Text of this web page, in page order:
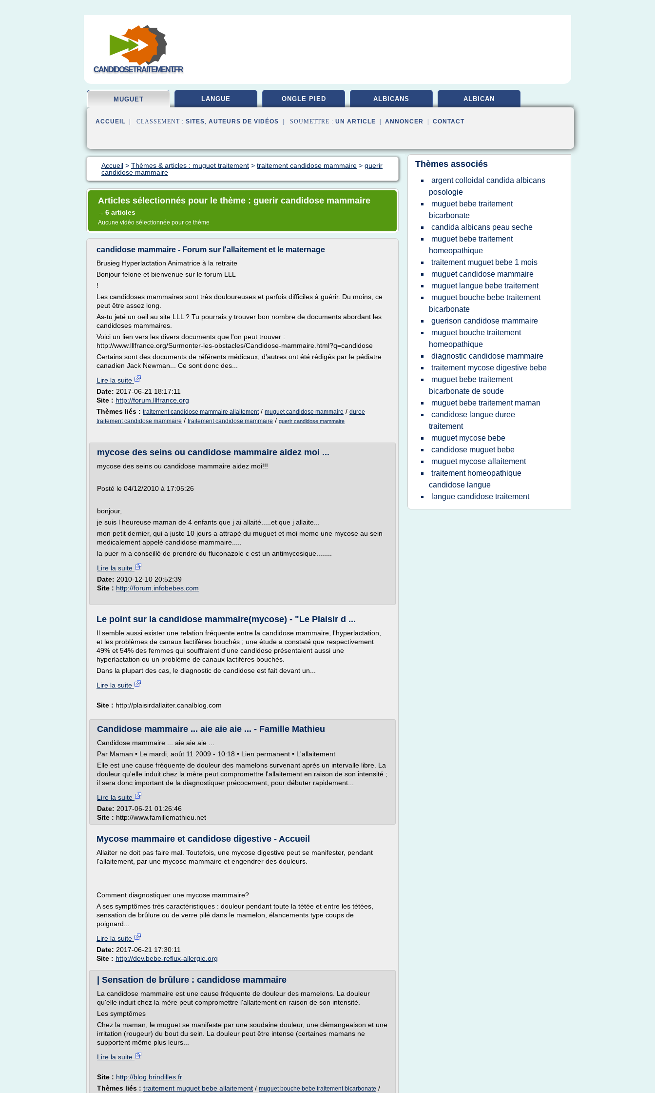
CANDIDOSETRAITEMENT.FR
MUGUET LANGUE ONGLE PIED ALBICANS ALBICAN
ACCUEIL | CLASSEMENT : SITES, AUTEURS DE VIDÉOS | SOUMETTRE : UN ARTICLE ANNONCER CONTACT
Accueil > Thèmes & articles : muguet traitement > traitement candidose mammaire > guerir
candidose mammaire
Articles sélectionnés pour le thème : guerir candidose mammaire
→ 6 articles
Aucune vidéo sélectionnée pour ce thème
candidose mammaire - Forum sur l'allaitement et le maternage
Brusieg Hyperlactation Animatrice à la retraite
Bonjour felone et bienvenue sur le forum LLL
!
Les candidoses mammaires sont très douloureuses et parfois difficiles à guérir. Du moins, ce
peut être assez long.
As-tu jeté un oeil au site LLL ? Tu pourrais y trouver bon nombre de documents abordant les
candidoses mammaires.
Voici un lien vers les divers documents que l'on peut trouver :
http://www.lllfrance.org/Surmonter-les-obstacles/Candidose-mammaire.html?q=candidose
Certains sont des documents de référents médicaux, d'autres ont été rédigés par le pédiatre
canadien Jack Newman... Ce sont donc des...
Lire la suite
Date: 2017-06-21 18:17:11
Site : http://forum.lllfrance.org
Thèmes liés : traitement candidose mammaire allaitement/ muguet candidose mammaire / duree
traitement candidose mammaire / traitement candidose mammaire / guerir candidose mammaire
mycose des seins ou candidose mammaire aidez moi ...
mycose des seins ou candidose mammaire aidez moi!!!
Posté le 04/12/2010 à 17:05:26
bonjour,
je suis l heureuse maman de 4 enfants que j ai allaité.....et que j allaite...
mon petit dernier, qui a juste 10 jours a attrapé du muguet et moi meme une mycose au sein
medicalement appelé candidose mammaire.....
la puer m a conseillé de prendre du fluconazole c est un antimycosique........
Lire la suite
Date: 2010-12-10 20:52:39
Site : http://forum.infobebes.com
Le point sur la candidose mammaire(mycose) - "Le Plaisir d ...
Il semble aussi exister une relation fréquente entre la candidose mammaire, l'hyperlactation,
et les problèmes de canaux lactifères bouchés ; une étude a constaté que respectivement
49% et 54% des femmes qui souffraient d'une candidose présentaient aussi une
hyperlactation ou un problème de canaux lactifères bouchés.
Dans la plupart des cas, le diagnostic de candidose est fait devant un...
Lire la suite
Site : http://plaisirdallaiter.canalblog.com
Candidose mammaire ... aie aie aie ... - Famille Mathieu
Candidose mammaire ... aie aie aie ...
Par Maman • Le mardi, août 11 2009 - 10:18 • Lien permanent • L'allaitement
Elle est une cause fréquente de douleur des mamelons survenant après un intervalle libre. La
douleur qu'elle induit chez la mère peut compromettre l'allaitement en raison de son intensité ;
il sera donc important de la diagnostiquer précocement, pour débuter rapidement...
Lire la suite
Date: 2017-06-21 01:26:46
Site : http://www.famillemathieu.net
Mycose mammaire et candidose digestive - Accueil
Allaiter ne doit pas faire mal. Toutefois, une mycose digestive peut se manifester, pendant
l'allaitement, par une mycose mammaire et engendrer des douleurs.
Comment diagnostiquer une mycose mammaire?
A ses symptômes très caractéristiques : douleur pendant toute la tétée et entre les tétées,
sensation de brûlure ou de verre pilé dans le mamelon, élancements type coups de
poignard...
Lire la suite
Date: 2017-06-21 17:30:11
Site : http://dev.bebe-reflux-allergie.org
| Sensation de brûlure : candidose mammaire
La candidose mammaire est une cause fréquente de douleur des mamelons. La douleur
qu'elle induit chez la mère peut compromettre l'allaitement en raison de son intensité.
Les symptômes
Chez la maman, le muguet se manifeste par une soudaine douleur, une démangeaison et une
irritation (rougeur) du bout du sein. La douleur peut être intense (certaines mamans ne
supportent même plus leurs...
Lire la suite
Site : http://blog.brindilles.fr
Thèmes liés : traitement muguet bebe allaitement / muguet bouche bebe traitement bicarbonate /
Thèmes associés
argent colloidal candida albicans
posologie
muguet bebe traitement
bicarbonate
candida albicans peau seche
muguet bebe traitement
homeopathique
traitement muguet bebe 1 mois
muguet candidose mammaire
muguet langue bebe traitement
muguet bouche bebe traitement
bicarbonate
guerison candidose mammaire
muguet bouche traitement
homeopathique
diagnostic candidose mammaire
traitement mycose digestive bebe
muguet bebe traitement
bicarbonate de soude
muguet bebe traitement maman
candidose langue duree
traitement
muguet mycose bebe
candidose muguet bebe
muguet mycose allaitement
traitement homeopathique
candidose langue
langue candidose traitement